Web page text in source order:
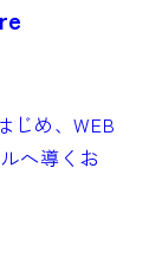
じめ、WEB
へ導くお